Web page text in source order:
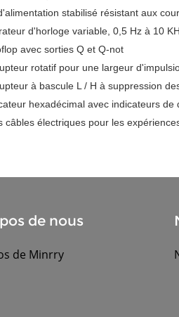
stabilisé résistant aux
d'horloge variable, 0,5 Hz à 10
avec sorties Q et Q-not
rotatif pour une largeur
à bascule L / H à suppression
hexadécimal avec indicateurs
câbles électriques pour les
de nous
de Minrry